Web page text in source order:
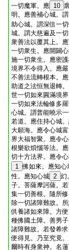
一切魔軍。應 10
明。應善補心城。
助心城。謂深信一
城。謂大慈遍及一
衆善法以覆其上。
一切衆生。應開闢
施一切衆生。應密
境界不令得入。應
不善法流轉根本。
助道之法恒無退轉
世一切如來圓滿境
一切如來法輪修多
心城。謂普能曉示
若道。應住持心城
大願海。應令心城
界大福智聚。應令
根樂欲煩惱等法。
切十方法界。應令
1 佛如來。應知
性。應知心城 2 幻
子。菩薩摩訶薩。
集一切善根。隨所
除一切諸障難故。
供養諸如來障。方
種佛國土障。善男
諸障難故。若發希
便得見。乃至究竟
爾時有身衆神。名